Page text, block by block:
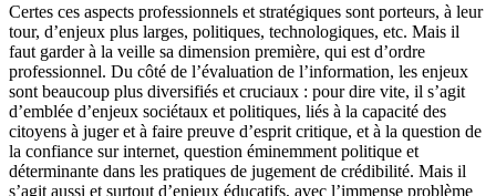
Certes ces aspects professionnels et stratégiques sont porteurs, à leur
tour, d’enjeux plus larges, politiques, technologiques, etc. Mais il
faut garder à la veille sa dimension première, qui est d’ordre
professionnel. Du côté de l’évaluation de l’information, les enjeux
sont beaucoup plus diversifiés et cruciaux : pour dire vite, il s’agit
d’emblée d’enjeux sociétaux et politiques, liés à la capacité des
citoyens à juger et à faire preuve d’esprit critique, et à la question de
la confiance sur internet, question éminemment politique et
déterminante dans les pratiques de jugement de crédibilité. Mais il
s’agit aussi et surtout d’enjeux éducatifs, avec l’immense problème